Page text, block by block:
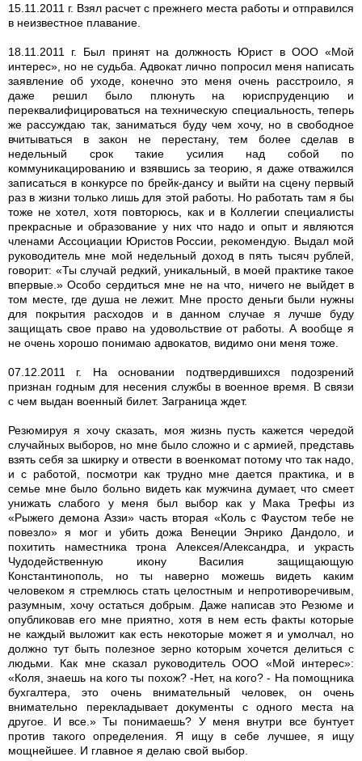
15.11.2011 г. Взял расчет с прежнего места работы и отправился
в неизвестное плавание.
18.11.2011 г. Был принят на должность Юрист в ООО «Мой
интерес», но не судьба. Адвокат лично попросил меня написать
заявление об уходе, конечно это меня очень расстроило, я
даже решил было плюнуть на юриспруденцию и
переквалифицироваться на техническую специальность, теперь
же рассуждаю так, заниматься буду чем хочу, но в свободное
вчитываться в закон не перестану, тем более сделав в
недельный срок такие усилия над собой по
коммуникацированию и взявшись за теорию, я даже отважился
записаться в конкурсе по брейк-дансу и выйти на сцену первый
раз в жизни только лишь для этой работы. Но работать там я бы
тоже не хотел, хотя повторюсь, как и в Коллегии специалисты
прекрасные и образование у них что надо и опыт и являются
членами Ассоциации Юристов России, рекомендую. Выдал мой
руководитель мне мой недельный доход в пять тысяч рублей,
говорит: «Ты случай редкий, уникальный, в моей практике такое
впервые.» Особо сердиться мне не на что, ничего не выйдет в
том месте, где душа не лежит. Мне просто деньги были нужны
для покрытия расходов и в данном случае я лучше буду
защищать свое право на удовольствие от работы. А вообще я
не очень хорошо понимаю адвокатов, видимо они меня тоже.
07.12.2011 г. На основании подтвердившихся подозрений
признан годным для несения службы в военное время. В связи
с чем выдан военный билет. Заграница ждет.
Резюмируя я хочу сказать, моя жизнь пусть кажется чередой
случайных выборов, но мне было сложно и с армией, представь
взять себя за шкирку и отвести в военкомат потому что так надо,
и с работой, посмотри как трудно мне дается практика, и в
семье мне было больно видеть как мужчина думает, что смеет
унижать слабого у меня был выбор как у Мака Трефы из
«Рыжего демона Аззи» часть вторая «Коль с Фаустом тебе не
повезло» я мог и убить дожа Венеции Энрико Дандоло, и
похитить наместника трона Алексея/Александра, и украсть
Чудодейственную икону Василия защищающую
Константинополь, но ты наверно можешь видеть каким
человеком я стремлюсь стать целостным и непротиворечивым,
разумным, хочу остаться добрым. Даже написав это Резюме и
опубликовав его мне приятно, хотя в нем есть факты которые
не каждый выложит как есть некоторые может я и умолчал, но
должно тут быть полезное зерно которым хочется делиться с
людьми. Как мне сказал руководитель ООО «Мой интерес»:
«Коля, знаешь на кого ты похож? -Нет, на кого? - На помощника
бухгалтера, это очень внимательный человек, он очень
внимательно перекладывает документы с одного места на
другое. И все.» Ты понимаешь? У меня внутри все бунтует
против такого определения. Я ищу в себе лучшее, я ищу
мощнейшее. И главное я делаю свой выбор.